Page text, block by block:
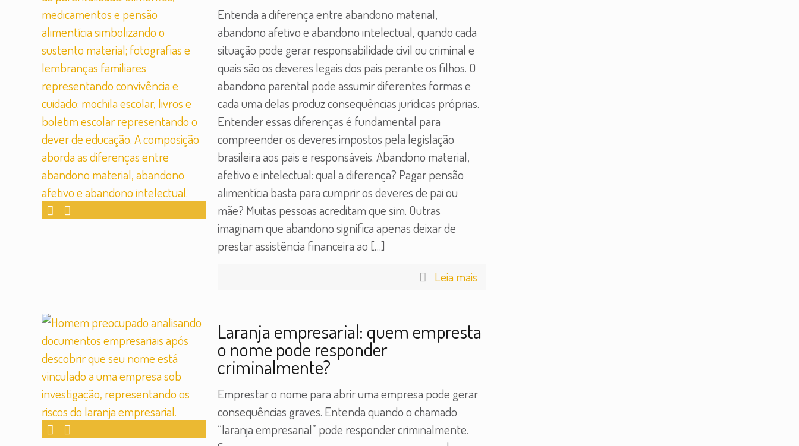
Entenda a diferença entre abandono material,
abandono afetivo e abandono intelectual, quando cada
situação pode gerar responsabilidade civil ou criminal e
quais são os deveres legais dos pais perante os filhos. O
abandono parental pode assumir diferentes formas e
cada uma delas produz consequências jurídicas próprias.
Entender essas diferenças é fundamental para
compreender os deveres impostos pela legislação
brasileira aos pais e responsáveis. Abandono material,
afetivo e intelectual: qual a diferença? Pagar pensão
alimentícia basta para cumprir os deveres de pai ou
mãe? Muitas pessoas acreditam que sim. Outras
imaginam que abandono significa apenas deixar de
prestar assistência financeira ao […]
Leia mais
Laranja empresarial: quem empresta
o nome pode responder
criminalmente?
Emprestar o nome para abrir uma empresa pode gerar
consequências graves. Entenda quando o chamado
“laranja empresarial” pode responder criminalmente.